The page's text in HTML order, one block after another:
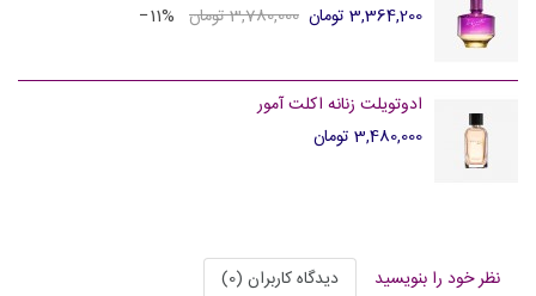
3,364,200 تومان
3,780,000 تومان ‎−11%
ادوتویلت زنانه اکلت آمور
3,480,000 تومان
نظر خود را بنویسید
دیدگاه کاربران (0)